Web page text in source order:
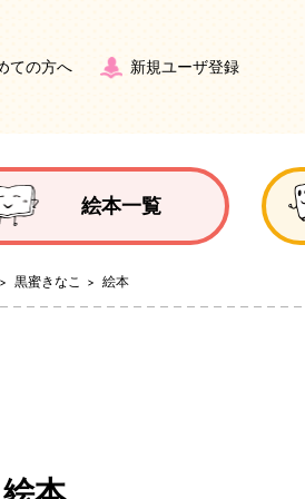
ての方へ 新規ユーザ登録
絵本一覧
黒蜜きなこ 絵本